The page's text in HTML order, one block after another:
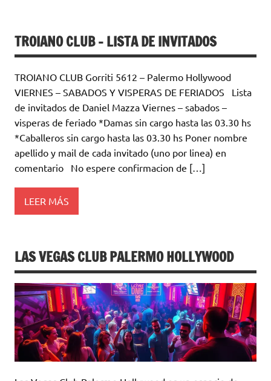
TROIANO CLUB – LISTA DE INVITADOS
TROIANO CLUB Gorriti 5612 – Palermo Hollywood
VIERNES – SABADOS Y VISPERAS DE FERIADOS Lista
de invitados de Daniel Mazza Viernes – sabados –
visperas de feriado *Damas sin cargo hasta las 03.30 hs
*Caballeros sin cargo hasta las 03.30 hs Poner nombre
apellido y mail de cada invitado (uno por linea) en
comentario No espere confirmacion de […]
LEER MÁS
LAS VEGAS CLUB PALERMO HOLLYWOOD